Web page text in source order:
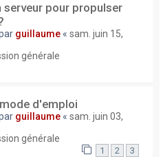
serveur pour propulser
guillaume « sam. juin 15,
générale
d'emploi
guillaume « sam. juin 03,
générale
1 2 3